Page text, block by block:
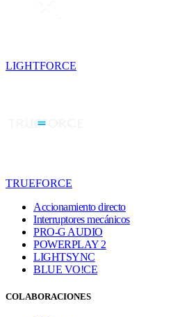
LIGHTFORCE
TRUEFORCE
Accionamiento directo
Interruptores mecánicos
PRO-G AUDIO
POWERPLAY 2
LIGHTSYNC
BLUE VO!CE
COLABORACIONES